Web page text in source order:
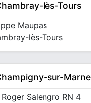
lès-Tours
Maupas
lès-Tours
sur-Marne
Roger Salengro RN 4